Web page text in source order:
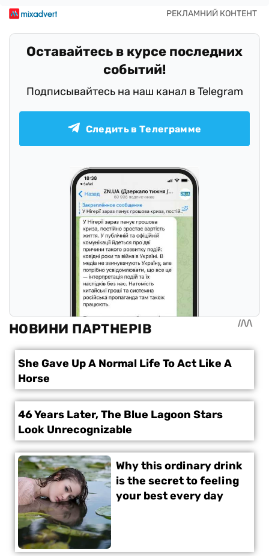
Оставайтесь в курсе последних
событий!
Подписывайтесь на наш канал в Telegram
Следить в Телеграмме